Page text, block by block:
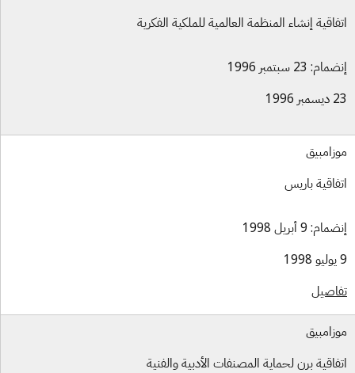
إنشاء المنظمة العالمية للملكية الفكرية
23 سبتمبر 1996
باريس
9 أبريل 1998
برن لحماية المصنفات الأدبية والفنية